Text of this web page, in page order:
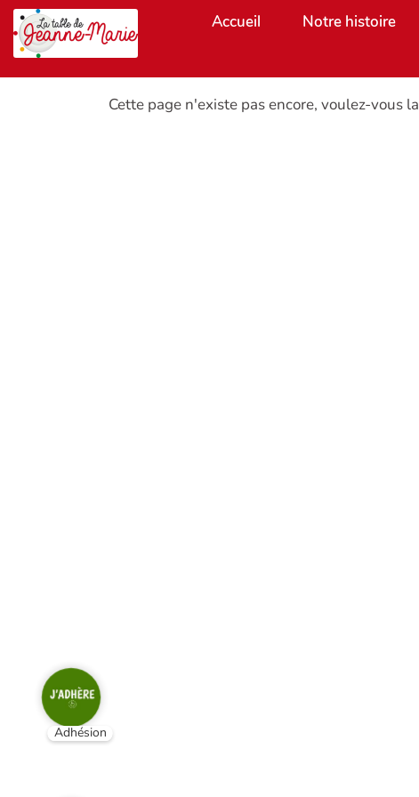
Aller au contenu principal Accueil Notre histoire
Cette page n'existe pas encore, voulez-vous la
Adhésion